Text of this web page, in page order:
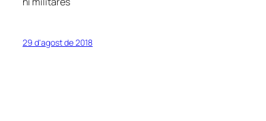
29 d'agost de 2018